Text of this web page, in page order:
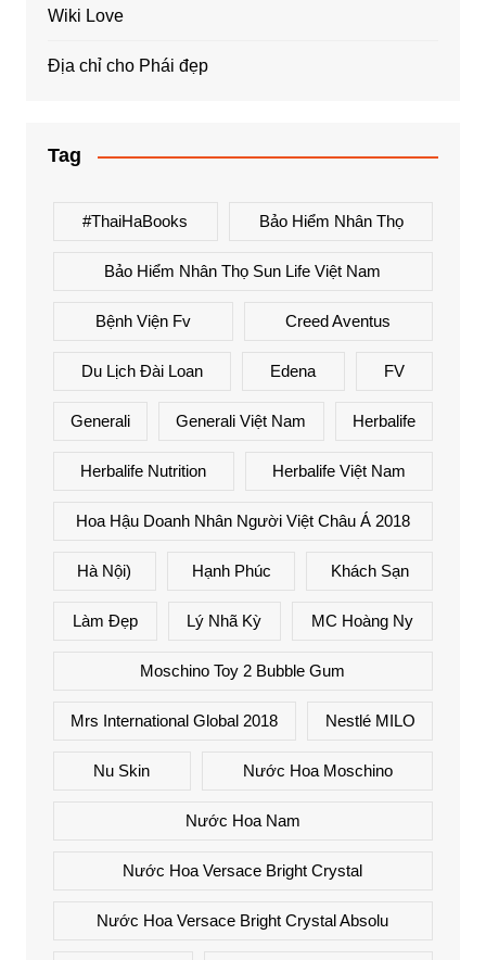
Wiki Love
Địa chỉ cho Phái đẹp
Tag
#ThaiHaBooks Bảo Hiểm Nhân Thọ
Bảo Hiểm Nhân Thọ Sun Life Việt Nam
Bệnh Viện Fv Creed Aventus
Du Lịch Đài Loan Edena FV
Generali Generali Việt Nam Herbalife
Herbalife Nutrition Herbalife Việt Nam
Hoa Hậu Doanh Nhân Người Việt Châu Á 2018
Hà Nội) Hạnh Phúc Khách Sạn
Làm Đẹp Lý Nhã Kỳ MC Hoàng Ny
Moschino Toy 2 Bubble Gum
Mrs International Global 2018 Nestlé MILO
Nu Skin Nước Hoa Moschino
Nước Hoa Nam
Nước Hoa Versace Bright Crystal
Nước Hoa Versace Bright Crystal Absolu